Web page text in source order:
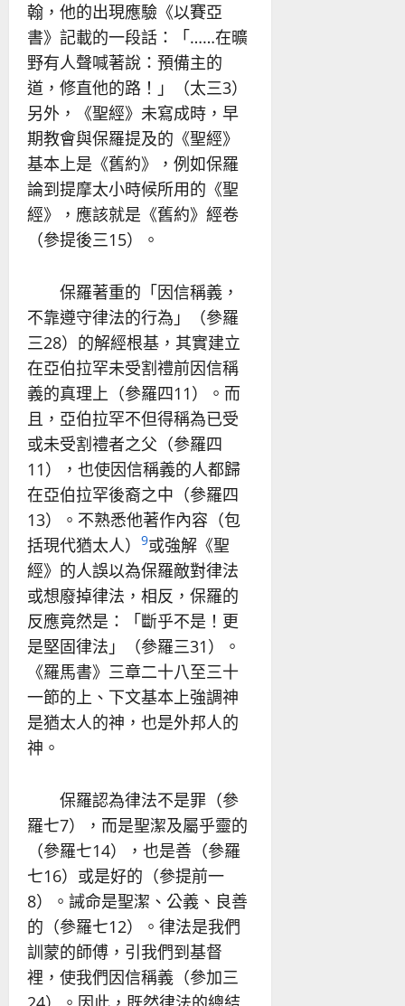
翰，他的出現應驗《以賽亞
書》記載的一段話：「……在曠
野有人聲喊著說：預備主的
道，修直他的路！」（太三3）
另外，《聖經》未寫成時，早
期教會與保羅提及的《聖經》
基本上是《舊約》，例如保羅
論到提摩太小時候所用的《聖
經》，應該就是《舊約》經卷
（參提後三15）。
保羅著重的「因信稱義，
不靠遵守律法的行為」（參羅
三28）的解經根基，其實建立
在亞伯拉罕未受割禮前因信稱
義的真理上（參羅四11）。而
且，亞伯拉罕不但得稱為已受
或未受割禮者之父（參羅四
11），也使因信稱義的人都歸
在亞伯拉罕後裔之中（參羅四
13）。不熟悉他著作內容（包
括現代猶太人）
9或強解《聖
經》的人誤以為保羅敵對律法
或想廢掉律法，相反，保羅的
反應竟然是：「斷乎不是！更
是堅固律法」（參羅三31）。
《羅馬書》三章二十八至三十
一節的上、下文基本上強調神
是猶太人的神，也是外邦人的
神。
保羅認為律法不是罪（參
羅七7），而是聖潔及屬乎靈的
（參羅七14），也是善（參羅
七16）或是好的（參提前一
8）。誡命是聖潔、公義、良善
的（參羅七12）。律法是我們
訓蒙的師傅，引我們到基督
裡，使我們因信稱義（參加三